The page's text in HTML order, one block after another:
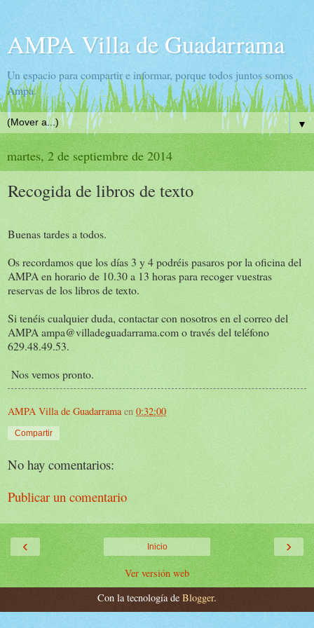
AMPA Villa de Guadarrama
Un espacio para compartir e informar, porque todos juntos somos
Ampa.
▼
martes, 2 de septiembre de 2014
Recogida de libros de texto
Buenas tardes a todos.
Os recordamos que los días 3 y 4 podréis pasaros por la oficina del
AMPA en horario de 10.30 a 13 horas para recoger vuestras
reservas de los libros de texto.
Si tenéis cualquier duda, contactar con nosotros en el correo del
AMPA ampa@villadeguadarrama.com o través del teléfono
629.48.49.53.
Nos vemos pronto.
AMPA Villa de Guadarrama en 0:32:00
Compartir
No hay comentarios:
Publicar un comentario
‹ ›
Inicio
Ver versión web
Con la tecnología de Blogger.